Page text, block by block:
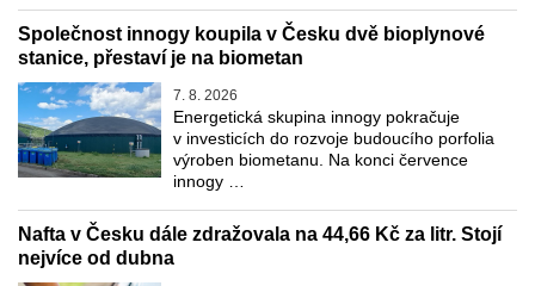
Společnost innogy koupila v Česku dvě bioplynové
stanice, přestaví je na biometan
7. 8. 2026
Energetická skupina innogy pokračuje
v investicích do rozvoje budoucího porfolia
výroben biometanu. Na konci července
innogy …
Nafta v Česku dále zdražovala na 44,66 Kč za litr. Stojí
nejvíce od dubna